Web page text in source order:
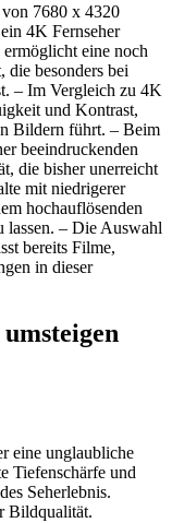
7680 x 4320
4K Fernseher
eine noch
die besonders bei
– Im Vergleich zu 4K
und Kontrast,
Bildern führt. – Beim
beeindruckenden
die bisher unerreicht
mit niedrigerer
hochauflösenden
lassen. – Die Auswahl
bereits Filme,
in dieser
eine unglaubliche
Tiefenschärfe und
Seherlebnis.
Bildqualität.